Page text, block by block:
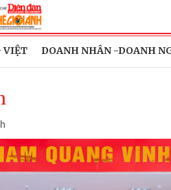
VIỆT DOANH NHÂN -DOANH